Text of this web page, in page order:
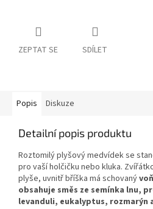
ZEPTAT SE SDÍLET
Popis Diskuze
Detailní popis produktu
Roztomilý plyšový medvídek se
pro vaší holčičku nebo kluka.
plyše, uvnitř bříška má schovaný
obsahuje směs ze semínka lnu,
levanduli, eukalyptus, rozmarýn